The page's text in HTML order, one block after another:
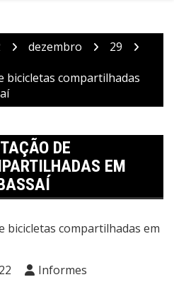
dezembro
29
bicicletas compartilhadas
DE
EM
Informes